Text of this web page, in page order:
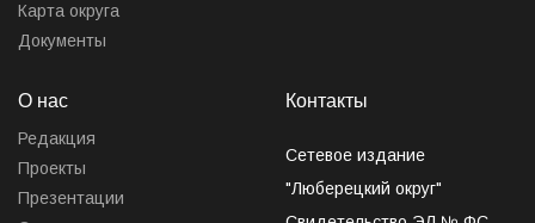
Карта округа
Документы
О нас
Редакция
Проекты
Презентации
Контакты
Сетевое издание
"Люберецкий округ"